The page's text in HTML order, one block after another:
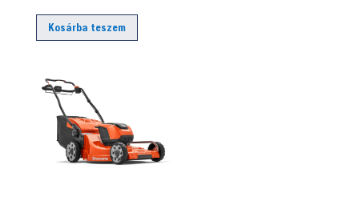
price
was:
Kosárba teszem